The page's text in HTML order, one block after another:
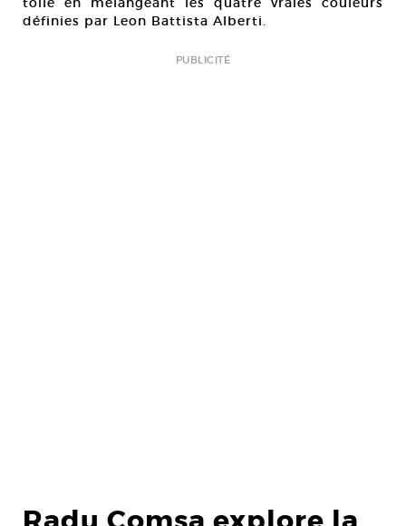
définies par Leon Battista Alberti.
PUBLICITÉ